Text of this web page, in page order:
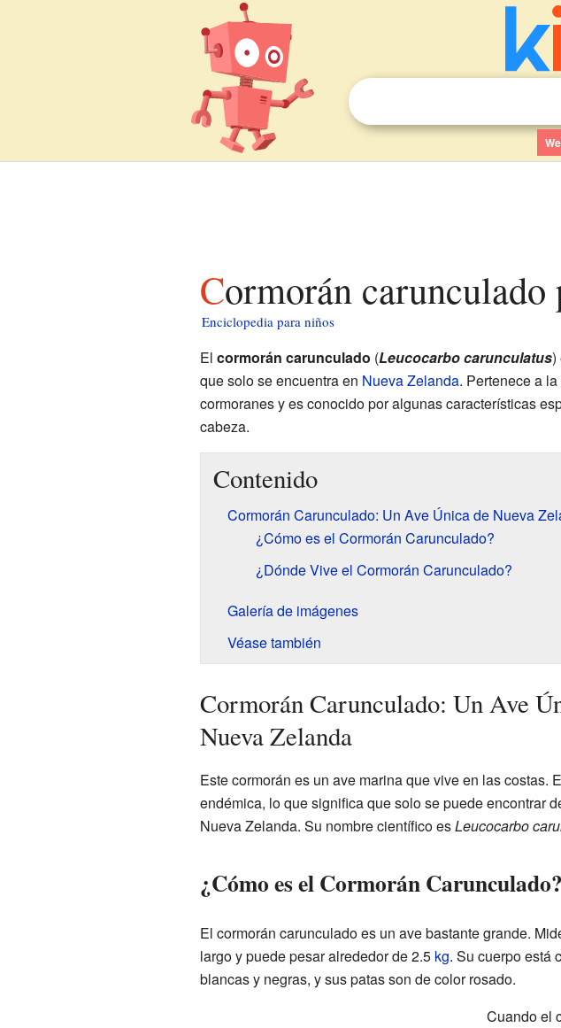
Cormorán
Enciclopedia para niños
El cormorán carunculado (Leucocarbo carunculatus)
que solo se encuentra en Nueva Zelanda. Pertenece a
cormoranes y es conocido por algunas características
cabeza.
Contenido
Cormorán Carunculado: Un Ave Única de Nueva
¿Cómo es el Cormorán Carunculado?
¿Dónde Vive el Cormorán Carunculado?
Galería de imágenes
Véase también
Cormorán Carunculado: Un Ave
Nueva Zelanda
Este cormorán es un ave marina que vive en las costas.
endémica, lo que significa que solo se puede encontrar
Nueva Zelanda. Su nombre científico esLeucocarbo
¿Cómo es el Cormorán Carunculado?
El cormorán carunculado es un ave bastante grande.
largo y puede pesar alrededor de 2.5 kg. Su cuerpo está
blancas y negras, y sus patas son de color rosado.
Cuando el